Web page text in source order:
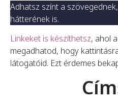
Adhatsz színt a
hátterének is.
Linkeket is készíthetsz, ahol
megadhatod, hogy
látogatóid. Ezt érdemes